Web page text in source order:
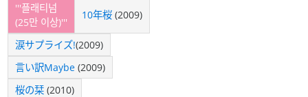
'''플래티넘
(25만 이상)'''
10年桜 (2009)
涙サプライズ!(2009)
言い訳Maybe (2009)
桜の栞 (2010)